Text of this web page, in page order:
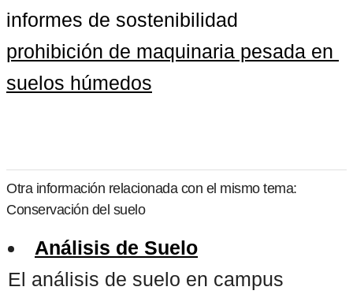
informes de sostenibilidad
prohibición de maquinaria pesada en
suelos húmedos
Otra información relacionada con el mismo tema:
Conservación del suelo
Análisis de Suelo
El análisis de suelo en campus